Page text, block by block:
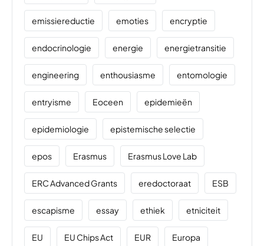
emissiereductie emoties encryptie
endocrinologie energie energietransitie
engineering enthousiasme entomologie
entryisme Eoceen epidemieën
epidemiologie epistemische selectie
epos Erasmus Erasmus Love Lab
ERC Advanced Grants eredoctoraat ESB
escapisme essay ethiek etniciteit
EU EU Chips Act EUR Europa